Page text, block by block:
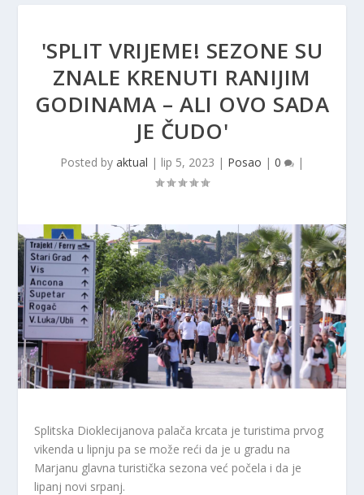
'SPLIT VRIJEME! SEZONE SU
ZNALE KRENUTI RANIJIM
GODINAMA – ALI OVO SADA
JE ČUDO'
Posted by aktual | lip 5, 2023 | Posao | 0 |
Splitska Dioklecijanova palača krcata je turistima prvog
vikenda u lipnju pa se može reći da je u gradu na
Marjanu glavna turistička sezona već počela i da je
lipanj novi srpanj.